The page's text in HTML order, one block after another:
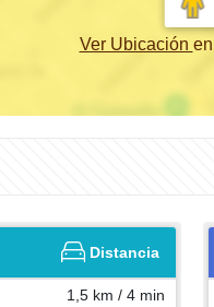
Ver Ubicación en
Distancia
1,5 km / 4 min